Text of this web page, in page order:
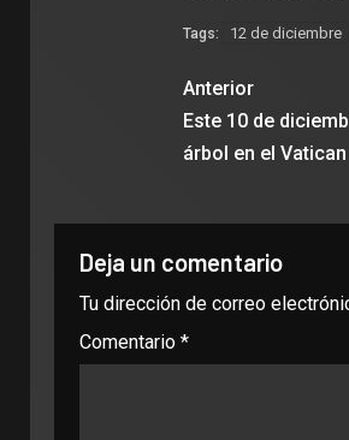
Tags: 12 de diciembre
Anterior
Este 10 de
árbol en el Vatican
Deja un comentario
Tu dirección de correo
Comentario *